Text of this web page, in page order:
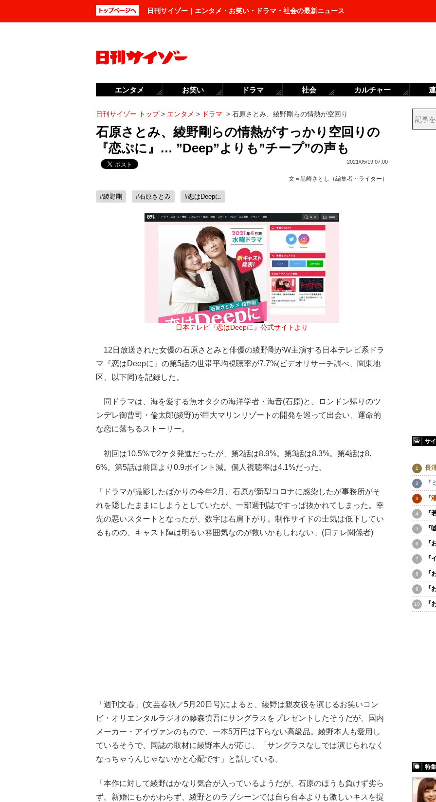
日刊サイゾー｜エンタメ・お笑い・ドラマ・社会の最新ニュース
日刊サイゾー トップ> エンタメ > ドラマ > 石原さとみ、綾野剛らの情熱が空回り
石原さとみ、綾野剛らの情熱がすっかり空回りの
『恋ぷに』… ”Deep”よりも”チープ”の声も
2021/05/19 07:00
文＝ 黒崎さとし（編集者・ライター）
#綾野剛 #石原さとみ #恋はDeepに
日本テレビ『恋はDeepに』公式サイトより
12日放送された女優の石原さとみと俳優の綾野剛がW主演する日本テレビ系ドラ
マ『恋はDeepに』の第5話の世帯平均視聴率が7.7%(ビデオリサーチ調べ、関東地
区、以下同)を記録した。
同ドラマは、海を愛する魚オタクの海洋学者・海音(石原)と、ロンドン帰りのツ
ンデレ御曹司・倫太郎(綾野)が巨大マリンリゾートの開発を巡って出会い、運命的
な恋に落ちるストーリー。
初回は10.5%で2ケタ発進だったが、第2話は8.9%。第3話は8.3%。第4話は8.
6%。第5話は前回より0.9ポイント減。個人視聴率は4.1%だった。
「ドラマが撮影したばかりの今年2月、石原が新型コロナに感染したが事務所がそ
れを隠したままにしようとしていたが、一部週刊誌ですっぱ抜かれてしまった。幸
先の悪いスタートとなったが、数字は右肩下がり。制作サイドの士気は低下してい
るものの、キャスト陣は明るい雰囲気なのが救いかもしれない」(日テレ関係者)
「週刊文春」(文芸春秋／5月20日号)によると、綾野は親友役を演じるお笑いコン
ビ・オリエンタルラジオの藤森慎吾にサングラスをプレゼントしたそうだが、国内
メーカー・アイヴァンのもので、一本5万円は下らない高級品。綾野本人も愛用し
ているそうで、同誌の取材に綾野本人が応じ、「サングラスなしでは演じられなく
なっちゃうんじゃないかと心配です」と話している。
「本作に対して綾野はかなり気合が入っているようだが、石原のほうも負けず劣ら
ず。新婚にもかかわらず、綾野とのラブシーンでは自ら台本よりも激しいキスを提
サ
長
『
『
『
『
『
『
『
『
『
特集
エンタメ お笑い ドラマ 社会 カルチャー